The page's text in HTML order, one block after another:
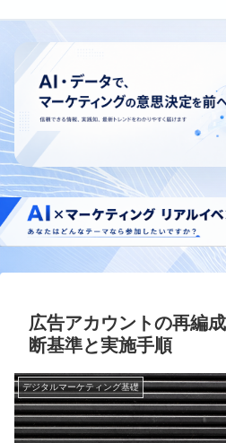
広告アカウントの再編
断基準と実施手順
デジタルマーケティング基礎